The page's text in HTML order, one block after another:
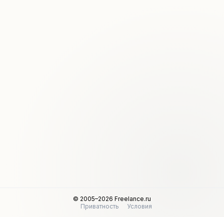
© 2005–2026 Freelance.ru
Приватность
Условия